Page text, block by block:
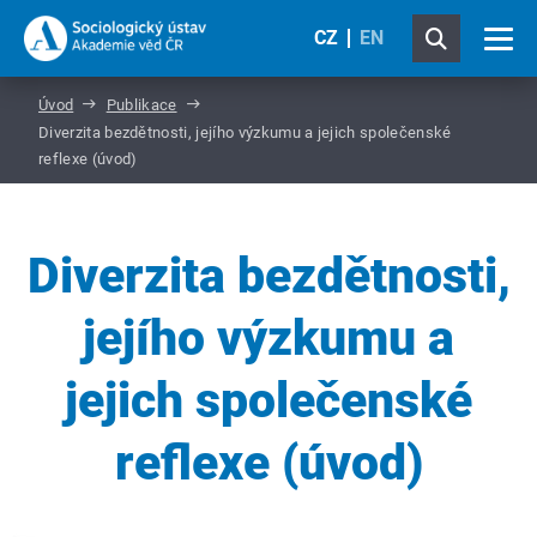
CZ EN
Úvod
Publikace
Diverzita bezdětnosti, jejího výzkumu a jejich společenské
reflexe (úvod)
Diverzita bezdětnosti,
jejího výzkumu a
jejich společenské
reflexe (úvod)